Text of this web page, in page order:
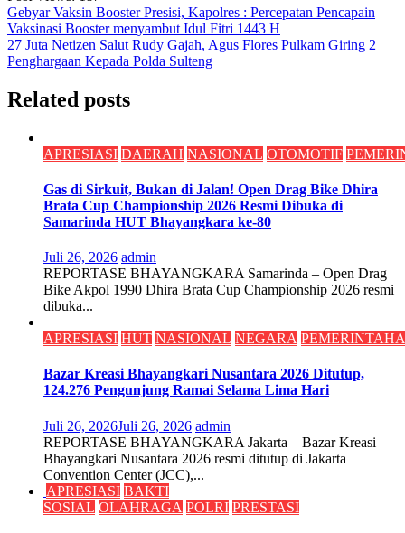
Navigasi
pos
Gebyar Vaksin Booster Presisi, Kapolres : Percepatan Pencapain
Vaksinasi Booster menyambut Idul Fitri 1443 H
27 Juta Netizen Salut Rudy Gajah, Agus Flores Pulkam Giring 2
Penghargaan Kepada Polda Sulteng
Related posts
APRESIASI DAERAH NASIONAL OTOMOTIF
Gas di Sirkuit, Bukan di Jalan! Open Drag Bike Dhira
Brata Cup Championship 2026 Resmi Dibuka di
Samarinda HUT Bhayangkara ke-80
Juli 26, 2026 admin
REPORTASE BHAYANGKARA Samarinda – Open Drag
Bike Akpol 1990 Dhira Brata Cup Championship 2026 resmi
dibuka...
APRESIASI HUT NASIONAL NEGARA
Bazar Kreasi Bhayangkari Nusantara 2026 Ditutup,
124.276 Pengunjung Ramai Selama Lima Hari
Juli 26, 2026Juli 26, 2026 admin
REPORTASE BHAYANGKARA Jakarta – Bazar Kreasi
Bhayangkari Nusantara 2026 resmi ditutup di Jakarta
Convention Center (JCC),...
APRESIASI BAKTI
SOSIAL OLAHRAGA POLRI PRESTASI